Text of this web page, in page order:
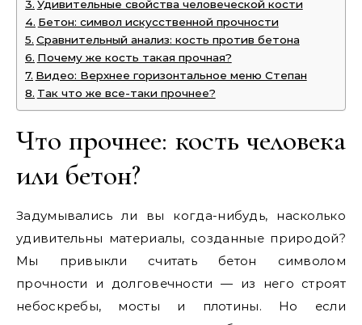
Удивительные свойства человеческой кости
Бетон: символ искусственной прочности
Сравнительный анализ: кость против бетона
Почему же кость такая прочная?
Видео: Верхнее горизонтальное меню Степан
Так что же все-таки прочнее?
Что прочнее: кость человека
или бетон?
Задумывались ли вы когда-нибудь, насколько
удивительны материалы, созданные природой?
Мы привыкли считать бетон символом
прочности и долговечности — из него строят
небоскребы, мосты и плотины. Но если